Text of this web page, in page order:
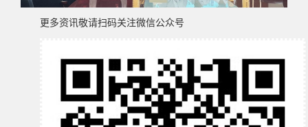
更多资讯敬请扫码关注微信公众号